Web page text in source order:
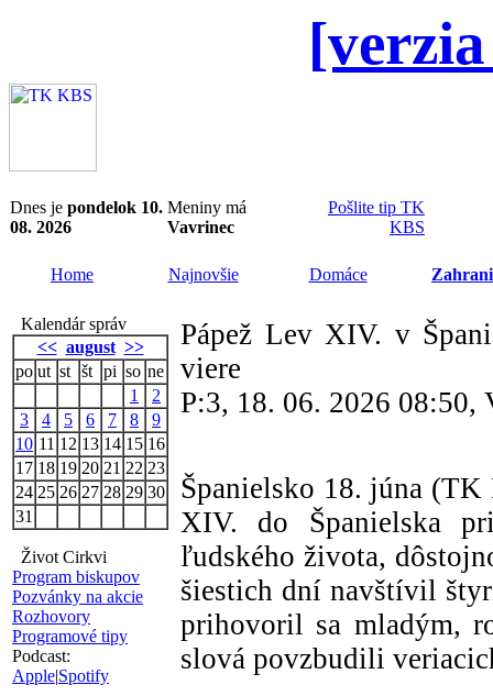
Dnes je pondelok 10.
08. 2026
Meniny má
Vavrinec
Pošlite tip TK
KBS
Home Najnovšie Domáce
Kalendár správ
<< august >>
po ut st št pi so ne
1
2
3
4 5 6 7 8
9
10 11 12 13 14 15 16
17 18 19 20 21 22 23
24 25 26 27 28 29 30
31
Život Cirkvi
Program biskupov
Pozvánky na akcie
Rozhovory
Programové tipy
Podcast:
Apple|Spotify
Pápež Lev XIV. v
viere
P:3, 18. 06. 2026 08:50,
Španielsko 18. júna (TK
XIV. do Španielska
ľudského života,
šiestich dní navštívil
prihovoril sa mladým,
slová povzbudili